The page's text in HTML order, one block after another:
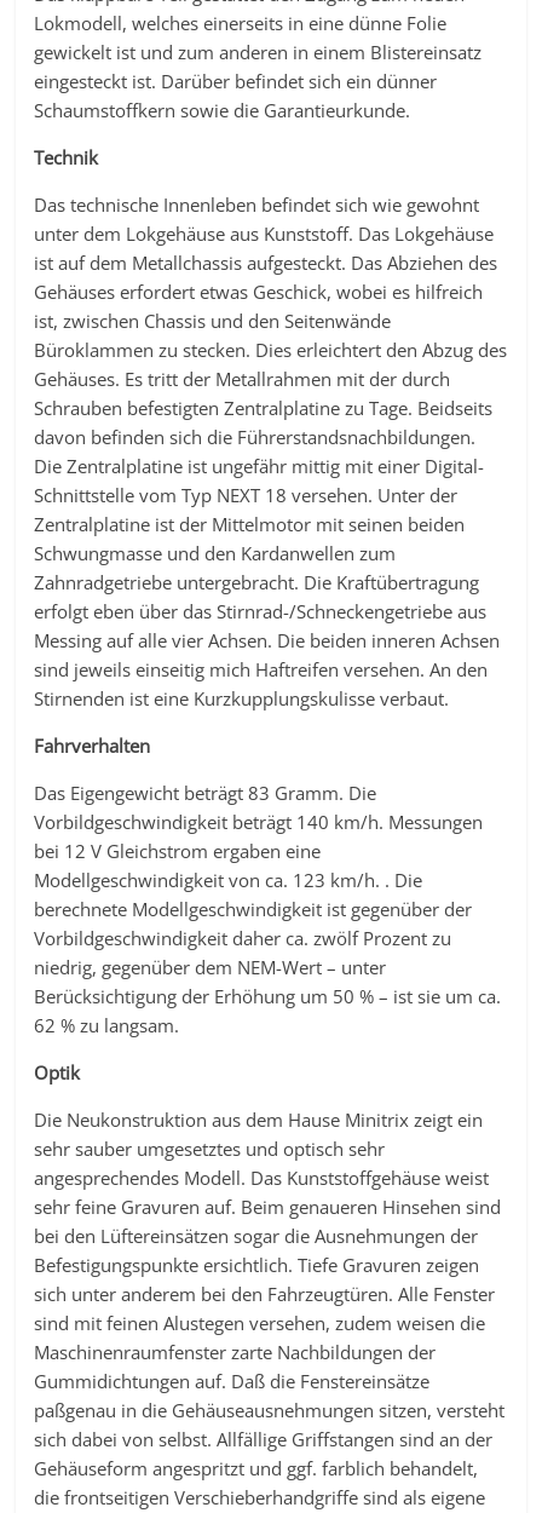
Lokmodell, welches einerseits in eine dünne Folie
gewickelt ist und zum anderen in einem Blistereinsatz
eingesteckt ist. Darüber befindet sich ein dünner
Schaumstoffkern sowie die Garantieurkunde.
Technik
Das technische Innenleben befindet sich wie gewohnt
unter dem Lokgehäuse aus Kunststoff. Das Lokgehäuse
ist auf dem Metallchassis aufgesteckt. Das Abziehen des
Gehäuses erfordert etwas Geschick, wobei es hilfreich
ist, zwischen Chassis und den Seitenwände
Büroklammen zu stecken. Dies erleichtert den Abzug des
Gehäuses. Es tritt der Metallrahmen mit der durch
Schrauben befestigten Zentralplatine zu Tage. Beidseits
davon befinden sich die Führerstandsnachbildungen.
Die Zentralplatine ist ungefähr mittig mit einer Digital-
Schnittstelle vom Typ NEXT 18 versehen. Unter der
Zentralplatine ist der Mittelmotor mit seinen beiden
Schwungmasse und den Kardanwellen zum
Zahnradgetriebe untergebracht. Die Kraftübertragung
erfolgt eben über das Stirnrad-/Schneckengetriebe aus
Messing auf alle vier Achsen. Die beiden inneren Achsen
sind jeweils einseitig mich Haftreifen versehen. An den
Stirnenden ist eine Kurzkupplungskulisse verbaut.
Fahrverhalten
Das Eigengewicht beträgt 83 Gramm. Die
Vorbildgeschwindigkeit beträgt 140 km/h. Messungen
bei 12 V Gleichstrom ergaben eine
Modellgeschwindigkeit von ca. 123 km/h. . Die
berechnete Modellgeschwindigkeit ist gegenüber der
Vorbildgeschwindigkeit daher ca. zwölf Prozent zu
niedrig, gegenüber dem NEM-Wert – unter
Berücksichtigung der Erhöhung um 50 % – ist sie um ca.
62 % zu langsam.
Optik
Die Neukonstruktion aus dem Hause Minitrix zeigt ein
sehr sauber umgesetztes und optisch sehr
angesprechendes Modell. Das Kunststoffgehäuse weist
sehr feine Gravuren auf. Beim genaueren Hinsehen sind
bei den Lüftereinsätzen sogar die Ausnehmungen der
Befestigungspunkte ersichtlich. Tiefe Gravuren zeigen
sich unter anderem bei den Fahrzeugtüren. Alle Fenster
sind mit feinen Alustegen versehen, zudem weisen die
Maschinenraumfenster zarte Nachbildungen der
Gummidichtungen auf. Daß die Fenstereinsätze
paßgenau in die Gehäuseausnehmungen sitzen, versteht
sich dabei von selbst. Allfällige Griffstangen sind an der
Gehäuseform angespritzt und ggf. farblich behandelt,
die frontseitigen Verschieberhandgriffe sind als eigene